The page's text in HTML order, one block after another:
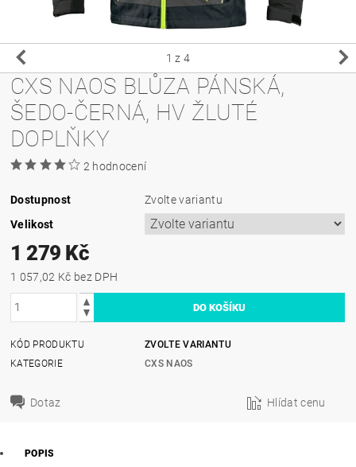
1 z 4
CXS NAOS BLŮZA PÁNSKÁ,
ŠEDO-ČERNÁ, HV ŽLUTÉ
DOPLŇKY
2 hodnocení
Dostupnost
Zvolte variantu
Velikost
1 279 Kč
1 057,02 Kč bez DPH
KÓD PRODUKTU
ZVOLTE VARIANTU
KATEGORIE
CXS NAOS
Dotaz Hlídat cenu
POPIS